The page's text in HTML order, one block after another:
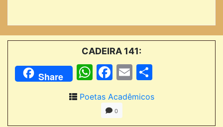
CADEIRA 141:
Share WhatsApp
Facebook
Email
Poetas Acadêmicos
0